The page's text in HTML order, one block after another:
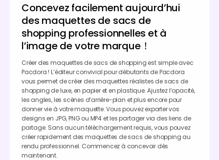
Concevez facilement aujourd’hui
des maquettes de sacs de
shopping professionnelles et à
l’image de votre marque！
Créer des maquettes de sacs de shopping est simple avec
Pacdora ! L’éditeur convivial pour débutants de Pacdora
vous permet de créer des maquettes réalistes de sacs de
shopping de luxe, en papier et en plastique. Ajustez l’opacité,
les angles, les scènes d’arrière-plan et plus encore pour
donner vie à votre maquette. Vous pouvez exporter vos
designs en JPG, PNG ou MP4 et les partager via des liens de
partage. Sans aucun téléchargement requis, vous pouvez
créer rapidement des maquettes de sacs de shopping au
rendu professionnel. Commencez à concevoir dès
maintenant.